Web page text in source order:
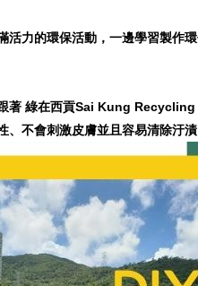
活力的環保活動，一邊學習製作
著 綠在西貢Sai Kung
、不會刺激皮膚並且容易清除汙